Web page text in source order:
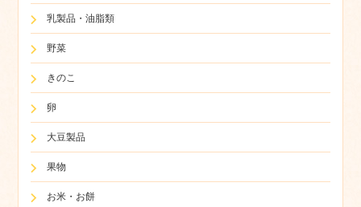
乳製品・油脂類
野菜
きのこ
卵
大豆製品
果物
お米・お餅